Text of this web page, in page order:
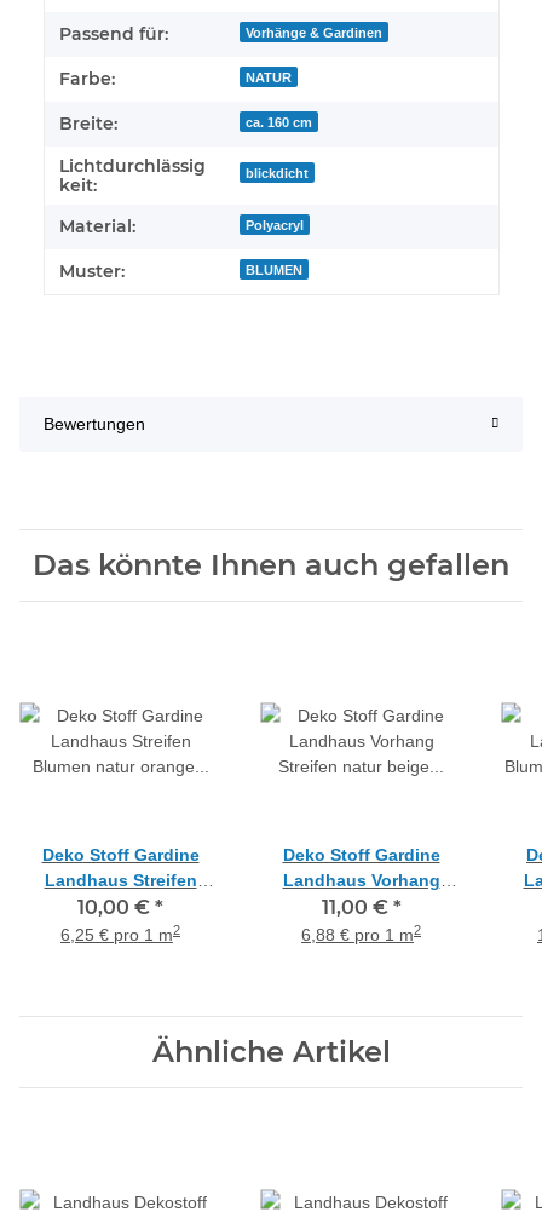
Passend für: Vorhänge & Gardinen
Farbe: NATUR
Breite: ca. 160 cm
Lichtdurchlässig
keit:
blickdicht
Material: Polyacryl
Muster: BLUMEN
Bewertungen
Das könnte Ihnen auch gefallen
Deko Stoff Gardine
Landhaus Streifen
Blumen natur orange
blickdicht, Meterware
10,00 € *
6,25 € pro 1 m2
Deko Stoff Gardine
Landhaus Vorhang
Streifen natur beige rot
blickdicht, Meterware
11,00 € *
6,88 € pro 1 m2
Ähnliche Artikel